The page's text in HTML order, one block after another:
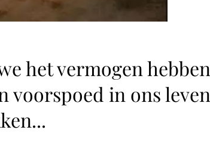
het vermogen hebben
voorspoed in ons leven